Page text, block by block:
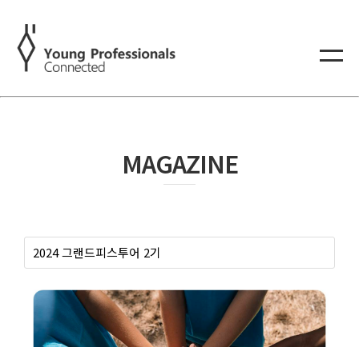
MAGAZINE
2024 그랜드피스투어 2기